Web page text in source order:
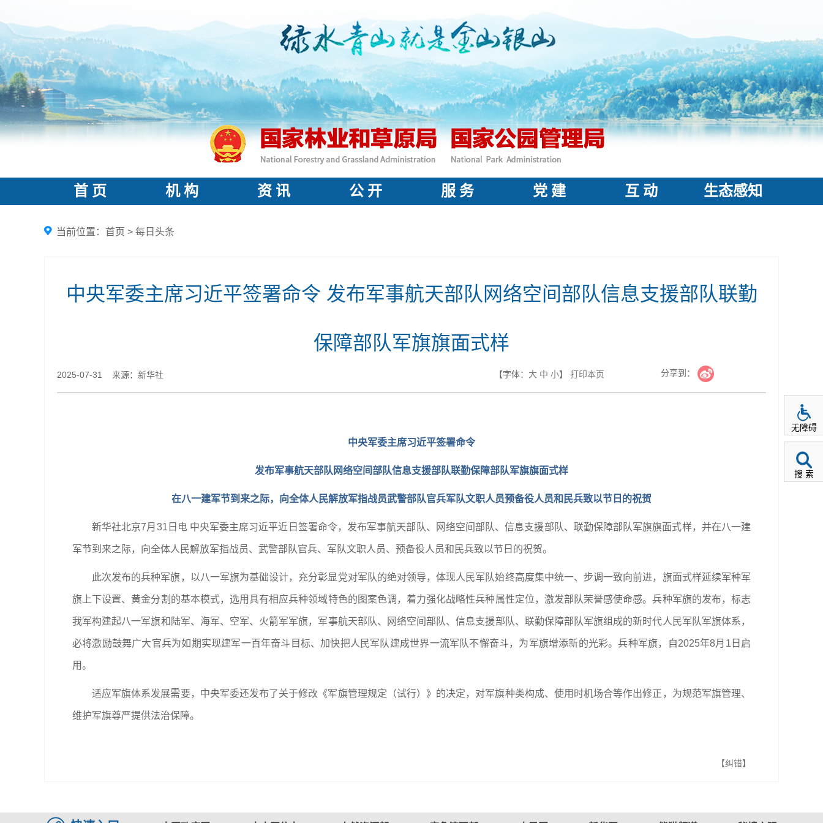
首 页 机 构 资 讯 公 开 服 务 党 建 互 动 生态感知
当前位置： 首页 > 每日头条
中央军委主席习近平签署命令 发布军事航天部队网络空间部队信息支援部队联勤
保障部队军旗旗面式样
2025-07-31 来源：新华社 【字体： 大 中 小】 打印本页 分享到：
中央军委主席习近平签署命令
发布军事航天部队网络空间部队信息支援部队联勤保障部队军旗旗面式样
在八一建军节到来之际，向全体人民解放军指战员武警部队官兵军队文职人员预备役人员和民兵致以节日的祝贺
新华社北京7月31日电 中央军委主席习近平近日签署命令，发布军事航天部队、网络空间部队、信息支援部队、联勤保障部队军旗旗面式样，并在八一建
军节到来之际，向全体人民解放军指战员、武警部队官兵、军队文职人员、预备役人员和民兵致以节日的祝贺。
此次发布的兵种军旗，以八一军旗为基础设计，充分彰显党对军队的绝对领导，体现人民军队始终高度集中统一、步调一致向前进，旗面式样延续军种军
旗上下设置、黄金分割的基本模式，选用具有相应兵种领域特色的图案色调，着力强化战略性兵种属性定位，激发部队荣誉感使命感。兵种军旗的发布，标志
我军构建起八一军旗和陆军、海军、空军、火箭军军旗，军事航天部队、网络空间部队、信息支援部队、联勤保障部队军旗组成的新时代人民军队军旗体系，
必将激励鼓舞广大官兵为如期实现建军一百年奋斗目标、加快把人民军队建成世界一流军队不懈奋斗，为军旗增添新的光彩。兵种军旗，自2025年8月1日启
用。
适应军旗体系发展需要，中央军委还发布了关于修改《军旗管理规定（试行）》的决定，对军旗种类构成、使用时机场合等作出修正，为规范军旗管理、
维护军旗尊严提供法治保障。
【纠错】
无障碍
搜 索